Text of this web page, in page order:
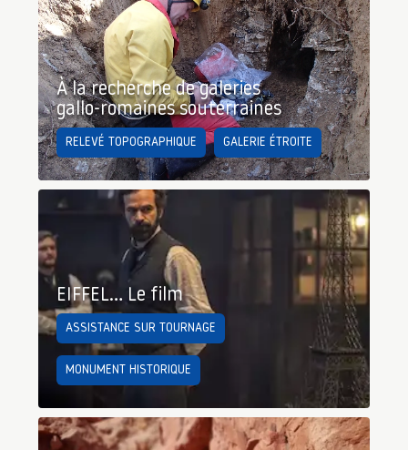
À la recherche de galeries
gallo-romaines souterraines
RELEVÉ TOPOGRAPHIQUE GALERIE ÉTROITE
EIFFEL… Le film
ASSISTANCE SUR TOURNAGE
MONUMENT HISTORIQUE